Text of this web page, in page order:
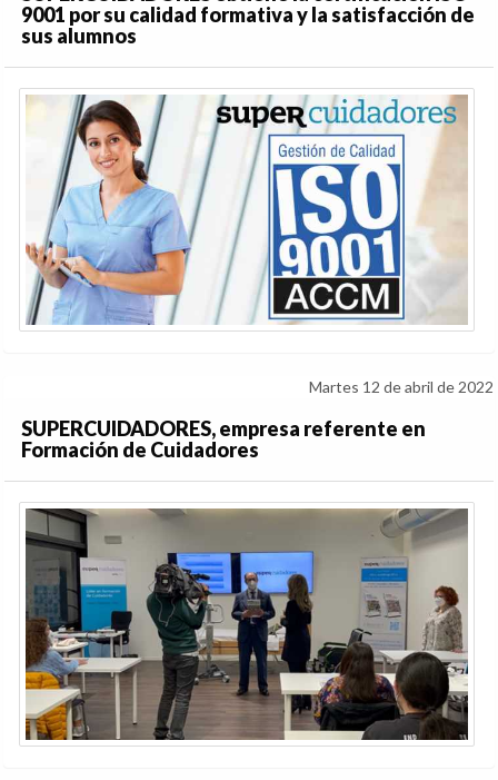
9001 por su calidad formativa y la satisfacción de
sus alumnos
Martes 12 de abril de 2022
SUPERCUIDADORES, empresa referente en
Formación de Cuidadores